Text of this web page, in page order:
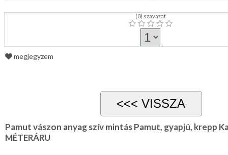
(0) szavazat
megjegyzem
Pamut vászon anyag szív mintás Pamut, gyapjú, krepp
MÉTERÁRU